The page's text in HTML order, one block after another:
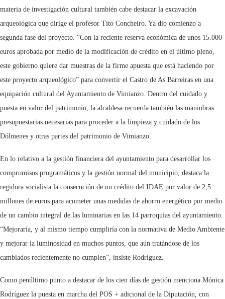
materia de investigación cultural también cabe destacar la excavación
arqueológica que dirige el profesor Tito Concheiro. Ya dio comienzo a
segunda fase del proyecto. “Con la reciente reserva económica de unos 15.000
euros aprobada por medio de la modificación de crédito en el último pleno,
este gobierno quiere dar muestras de la firme apuesta que está haciendo por
este proyecto arqueológico” para convertir el Castro de As Barreiras en una
equipación cultural del Ayuntamiento de Vimianzo. Dentro del cuidado y
puesta en valor del patrimonio, la alcaldesa recuerda también las maniobras
presupuestarias necesarias para proceder a la limpieza y cuidado de los
Dólmenes y otras partes del patrimonio de Vimianzo.
En lo relativo a la gestión financiera del ayuntamiento para desarrollar los
compromisos programáticos y la gestión normal del municipio, destaca la
regidora socialista la consecución de un crédito del IDAE por valor de 2,5
millones de euros para acometer unas medidas de ahorro energético por medio
de un cambio integral de las luminarias en las 14 parroquias del ayuntamiento.
“Mejoraría, y al mismo tiempo cumpliría con la normativa de Medio Ambiente
y mejorar la luminosidad en muchos puntos, que aún tratándose de los
cambiados recientemente no cumplen”, insiste Rodríguez.
Como penúltimo punto a destacar de los cien días de gestión menciona Mónica
Rodríguez la puesta en marcha del POS + adicional de la Diputación, con